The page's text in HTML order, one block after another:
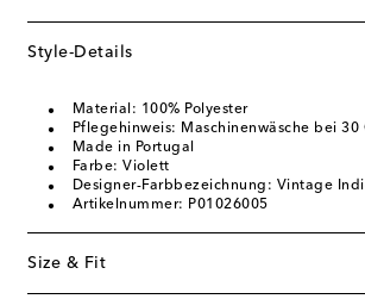
Style-Details
Material: 100% Polyester
Pflegehinweis: Maschinenwäsche bei 30
Made in Portugal
Farbe: Violett
Designer-Farbbezeichnung: Vintage
Artikelnummer: P01026005
Size & Fit